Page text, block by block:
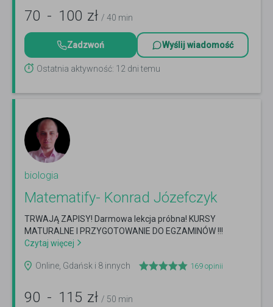
70 - 100 zł / 40 min
Zadzwoń Wyślij wiadomość
Ostatnia aktywność: 12 dni temu
biologia
Matematify- Konrad Józefczyk
TRWAJĄ ZAPISY! Darmowa lekcja próbna! KURSY
MATURALNE I PRZYGOTOWANIE DO EGZAMINÓW !!!
Czytaj więcej
Online, Gdańsk i 8 innych 169 opinii
90 - 115 zł / 50 min